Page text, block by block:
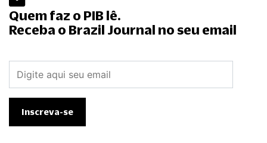
Quem faz o PIB lê.
Receba o Brazil Journal no seu email